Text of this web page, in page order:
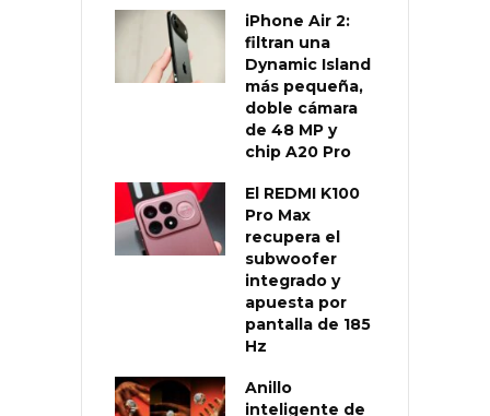
iPhone Air 2:
filtran una
Dynamic Island
más pequeña,
doble cámara
de 48 MP y
chip A20 Pro
El REDMI K100
Pro Max
recupera el
subwoofer
integrado y
apuesta por
pantalla de 185
Hz
Anillo
inteligente de